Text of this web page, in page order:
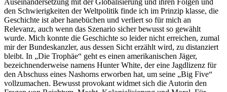
den Schwierigkeiten der Weltpolitik finde ich im Prinzip klasse, die
Geschichte ist aber hanebüchen und verliert so für mich an
Relevanz, auch wenn das Szenario sicher bewusst so gewählt
wurde. Mich konnte die Geschichte so leider nicht erreichen, zumal
mir der Bundeskanzler, aus dessen Sicht erzählt wird, zu distanziert
bleibt. In „Die Trophäe“ geht es einen amerikanischen Jäger,
bezeichnenderweise namens Hunter White, der eine Jagdlizenz für
den Abschuss eines Nashorns erworben hat, um seine „Big Five“
vollzumachen. Bewusst provokant widmet sich die Autorin den